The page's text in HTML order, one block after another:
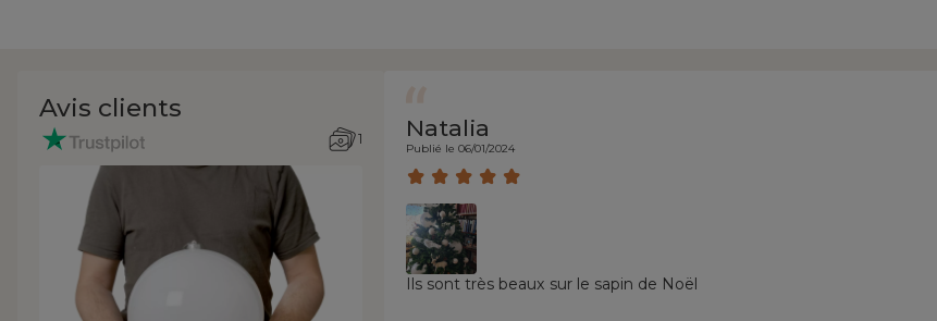
Avis clients
1 Natalia
Publié le 06/01/2024
Ils sont très beaux sur le sapin de Noël